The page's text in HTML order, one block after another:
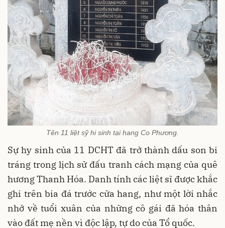
Tên 11 liệt sỹ hi sinh tại hang Co Phương.
Sự hy sinh của 11 DCHT đã trở thành dấu son bi
tráng trong lịch sử đấu tranh cách mạng của quê
hương Thanh Hóa. Danh tính các liệt sĩ được khắc
ghi trên bia đá trước cửa hang, như một lời nhắc
nhở về tuổi xuân của những cô gái đã hóa thân
vào đất mẹ nền vì độc lập, tự do của Tổ quốc.